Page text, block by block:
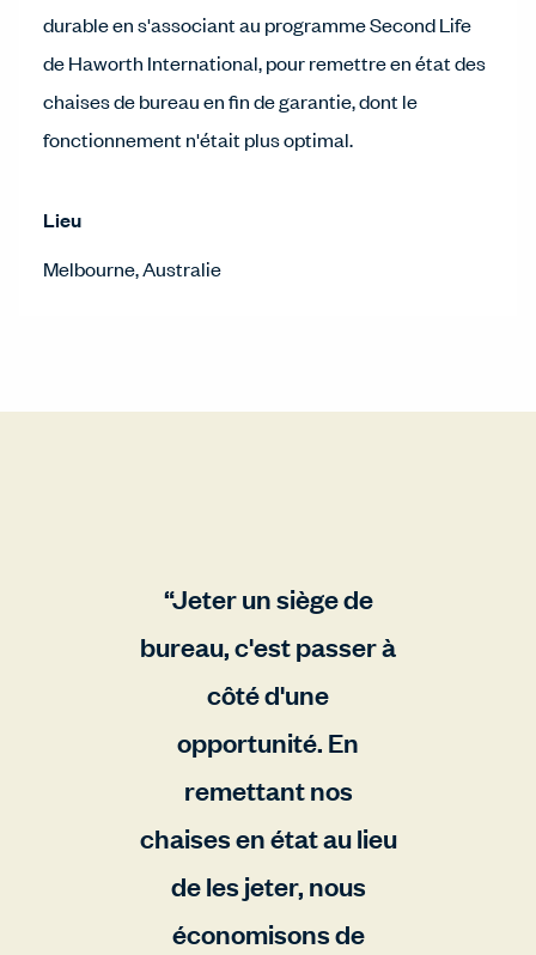
durable en s'associant au programme Second Life
de Haworth International, pour remettre en état des
chaises de bureau en fin de garantie, dont le
fonctionnement n'était plus optimal.
Lieu
Melbourne, Australie
Jeter un siège de
bureau, c'est passer à
côté d'une
opportunité. En
remettant nos
chaises en état au lieu
de les jeter, nous
économisons de